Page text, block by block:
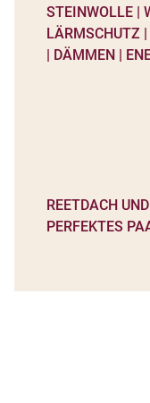
REETDACH
PERFEKTES